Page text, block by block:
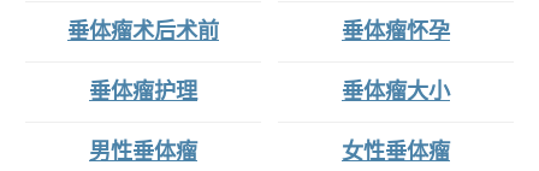
垂体瘤术后术前 垂体瘤怀孕
垂体瘤护理 垂体瘤大小
男性垂体瘤 女性垂体瘤